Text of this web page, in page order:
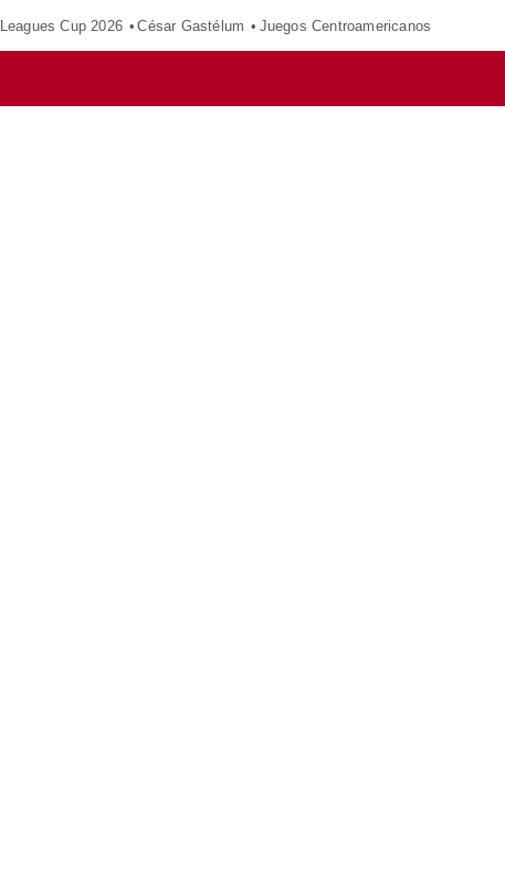
Leagues Cup 2026 César Gastélum Juegos Centroamericanos